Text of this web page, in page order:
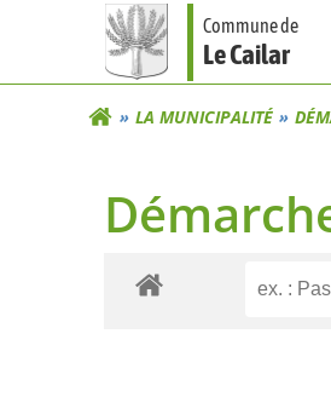
Commune de
Le Cailar
LA MUNICIPALITÉ